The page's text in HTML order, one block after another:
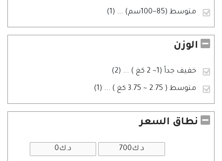
متوسط (85~100سم) ... (1)
الوزن
خفيف جداً (1~ 2 كغ ) ... (2)
متوسط ( 2.75 ~ 3.75 كغ ) ... (1)
نطاق السعر